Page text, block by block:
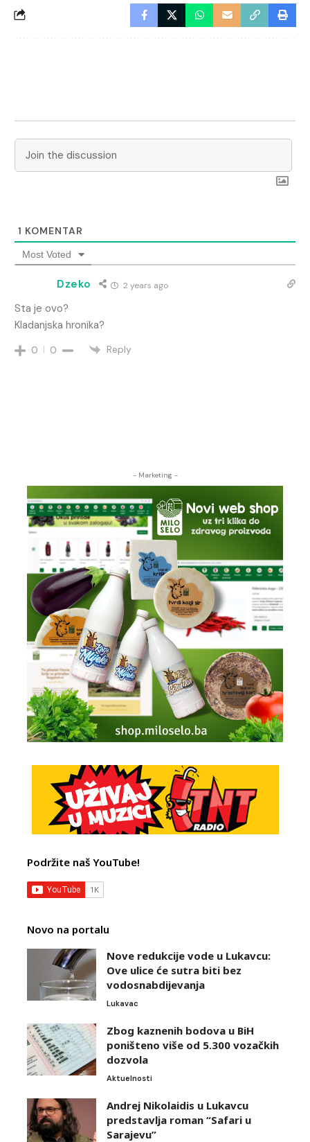
1 KOMENTAR
Most Voted
Dzeko 2 years ago
Sta je ovo?
Kladanjska hronika?
0 0 Reply
- Marketing -
Podržite naš YouTube!
Novo na portalu
Nove redukcije vode u Lukavcu:
Ove ulice će sutra biti bez
vodosnabdijevanja
Lukavac
Zbog kaznenih bodova u BiH
poništeno više od 5.300 vozačkih
dozvola
Aktuelnosti
Andrej Nikolaidis u Lukavcu
predstavlja roman “Safari u
Sarajevu”